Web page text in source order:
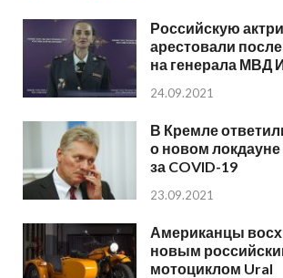
Российскую
арестовали
на генерала МВД
24.09.2021
В Кремле
о новом локдауне
за COVID-19
23.09.2021
Американцы
новым
мотоциклом Ural